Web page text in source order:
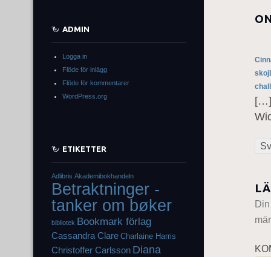
[…]
ADMIN
Logga in
Flöde för inlägg
Flöde för kommentarer
WordPress.org
ETIKETTER
Adlibris Akademibokhandeln
Betraktninger -
tanker om bøker
bibliotek Bookmark förlag
Cassandra Clare Charlaine Harris
Christoffer Carlsson Diana